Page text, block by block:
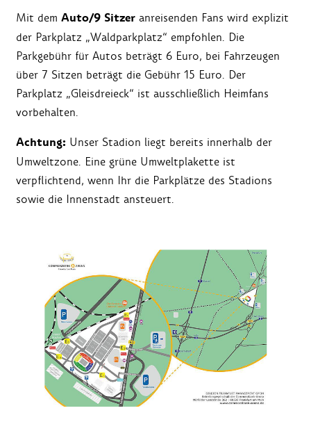
Mit dem Auto/9 Sitzer anreisenden Fans wird explizit
der Parkplatz „Waldparkplatz“ empfohlen. Die
Parkgebühr für Autos beträgt 6 Euro, bei Fahrzeugen
über 7 Sitzen beträgt die Gebühr 15 Euro. Der
Parkplatz „Gleisdreieck“ ist ausschließlich Heimfans
vorbehalten.
Achtung: Unser Stadion liegt bereits innerhalb der
Umweltzone. Eine grüne Umweltplakette ist
verpflichtend, wenn Ihr die Parkplätze des Stadions
sowie die Innenstadt ansteuert.